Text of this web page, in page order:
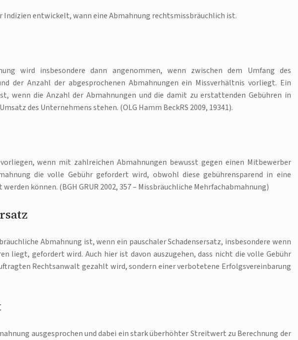
Indizien entwickelt, wann eine Abmahnung rechtsmissbräuchlich ist.
wird insbesondere dann angenommen, wenn zwischen dem Umfang des
der Anzahl der abgesprochenen Abmahnungen ein Missverhältnis vorliegt. Ein
wenn die Anzahl der Abmahnungen und die damit zu erstattenden Gebühren in
des Unternehmens stehen. (OLG Hamm BeckRS 2009, 19341).
wenn mit zahlreichen Abmahnungen bewusst gegen einen Mitbewerber
die volle Gebühr gefordert wird, obwohl diese gebührensparend in eine
können. (BGH GRUR 2002, 357 – Missbräuchliche Mehrfachabmahnung)
Abmahnung ist, wenn ein pauschaler Schadensersatz, insbesondere wenn
liegt, gefordert wird. Auch hier ist davon auszugehen, dass nicht die volle Gebühr
Rechtsanwalt gezahlt wird, sondern einer verbotetene Erfolgsvereinbarung
ausgesprochen und dabei ein stark überhöhter Streitwert zu Berechnung der